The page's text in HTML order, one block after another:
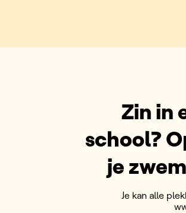
Zin in
school?
je
Je kan alle